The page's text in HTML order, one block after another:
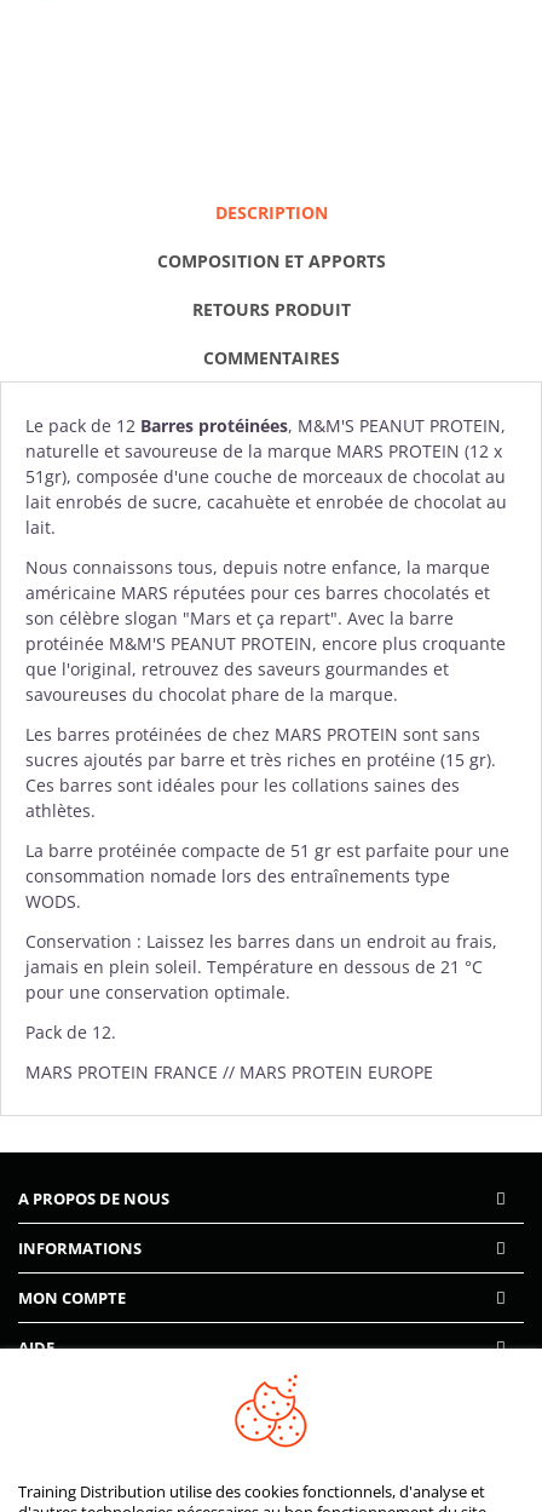
DESCRIPTION
COMPOSITION ET APPORTS
RETOURS PRODUIT
COMMENTAIRES
Le pack de 12 Barres protéinées, M&M'S PEANUT PROTEIN,
naturelle et savoureuse de la marque MARS PROTEIN (12 x
51gr), composée d'une couche de morceaux de chocolat au
lait enrobés de sucre, cacahuète et enrobée de chocolat au
lait.
Nous connaissons tous, depuis notre enfance, la marque
américaine MARS réputées pour ces barres chocolatés et
son célèbre slogan "Mars et ça repart". Avec la barre
protéinée M&M'S PEANUT PROTEIN, encore plus croquante
que l'original, retrouvez des saveurs gourmandes et
savoureuses du chocolat phare de la marque.
Les barres protéinées de chez MARS PROTEIN sont sans
sucres ajoutés par barre et très riches en protéine (15 gr).
Ces barres sont idéales pour les collations saines des
athlètes.
La barre protéinée compacte de 51 gr est parfaite pour une
consommation nomade lors des entraînements type
WODS.
Conservation : Laissez les barres dans un endroit au frais,
jamais en plein soleil. Température en dessous de 21 °C
pour une conservation optimale.
Pack de 12.
MARS PROTEIN FRANCE // MARS PROTEIN EUROPE
A PROPOS DE NOUS
INFORMATIONS
MON COMPTE
Training Distribution utilise des cookies fonctionnels, d'analyse et
AIDE